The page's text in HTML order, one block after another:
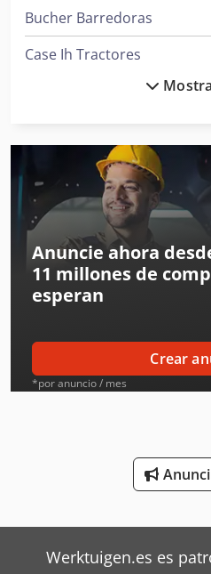
Bucher Barredoras
Case Ih Tractores
Hp Impresoras
Ingersoll Rand Compresores
Ingersoll Rand Herramientas
Jcb Tractores
Juki Máquinas De Coser
Liebherr Grúas
Linde Tractor
Mitsubishi Aires
Oms Flejadoras
Siemens Motores Eléctricos
Anuncie ahora
11 millones de
esperan
Crear
*por anuncio / mes
Werktuigen.es es